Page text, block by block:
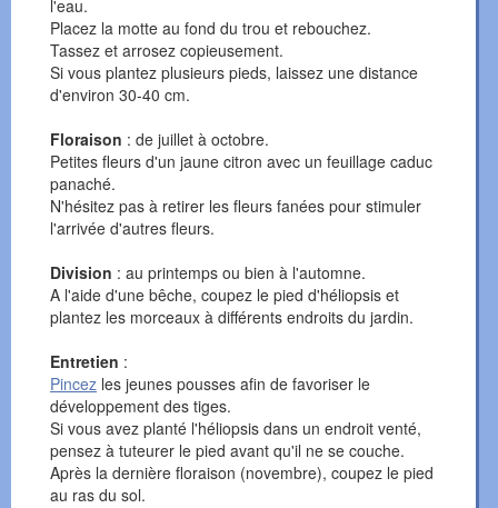
l'eau.
Placez la motte au fond du trou et rebouchez.
Tassez et arrosez copieusement.
Si vous plantez plusieurs pieds, laissez une distance
d'environ 30-40 cm.
Floraison : de juillet à octobre.
Petites fleurs d'un jaune citron avec un feuillage caduc
panaché.
N'hésitez pas à retirer les fleurs fanées pour stimuler
l'arrivée d'autres fleurs.
Division : au printemps ou bien à l'automne.
A l'aide d'une bêche, coupez le pied d'héliopsis et
plantez les morceaux à différents endroits du jardin.
Entretien :
Pincez les jeunes pousses afin de favoriser le
développement des tiges.
Si vous avez planté l'héliopsis dans un endroit venté,
pensez à tuteurer le pied avant qu'il ne se couche.
Après la dernière floraison (novembre), coupez le pied
au ras du sol.